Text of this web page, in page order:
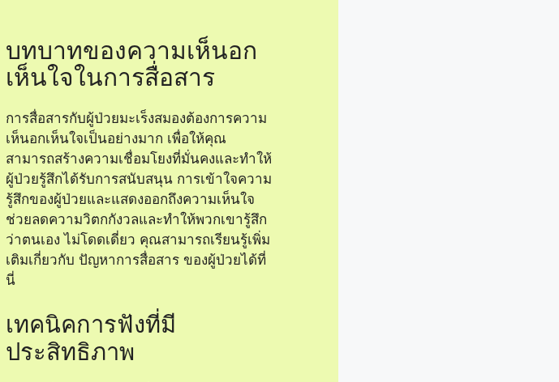
คำพูดและอารมณ์ของผู้ป่วยอย่างต่อเนื่อง
การตรวจสอบความรู้สึก
ของผู้ป่วย
การตรวจสอบความรู้สึกของผู้ป่วยเป็นการ
แสดงออกถึงความเข้าใจและความเห็นอก
เห็นใจ นี่คือวิธีที่คุณสามารถทำให้ผู้ป่วยรู้สึก
ว่าความรู้สึกของพวกเขามีค่าและได้รับการ
ยอมรับ การยืนยันอารมณ์ของพวกเขาช่วย
สร้างความไว้วางใจและเปิดโอกาสให้พวกเขา
สามารถแสดงออกอย่างเต็มที่
การตรวจสอบความรู้สึกของผู้ป่วย
มือที่สำคัญที่ช่วยให้คุณสามารถเชื่อมต่อกับผู้
ป่วยได้อย่างลึกซึ้ง โดยการพยายามเข้าใจ